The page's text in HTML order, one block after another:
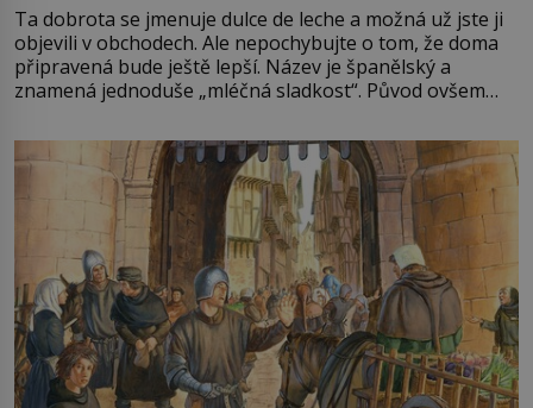
Ta dobrota se jmenuje dulce de leche a možná už jste ji
objevili v obchodech. Ale nepochybujte o tom, že doma
připravená bude ještě lepší. Název je španělský a
znamená jednoduše „mléčná sladkost“. Původ ovšem
pře hned několik latinskoamerických zemí a k tomu
Francie, kde se traduje,